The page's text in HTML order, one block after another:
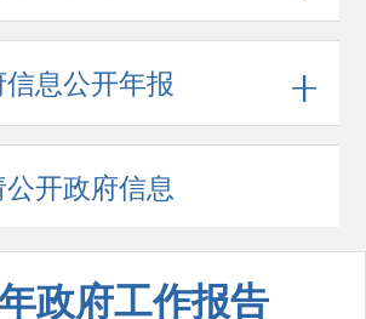
信息公开年报
公开政府信息
政府工作报告